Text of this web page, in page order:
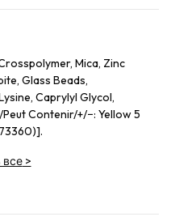
Mica, Zinc
Glass Beads,
Caprylyl Glycol,
Contenir/+/−: Yellow 5
все>